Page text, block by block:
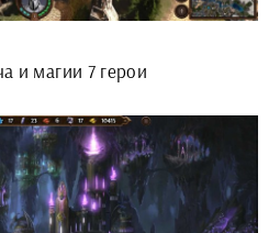
и магии 7 герои